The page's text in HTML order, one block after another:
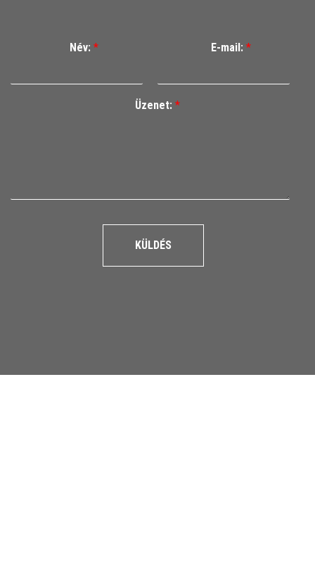
Név: * E-mail: *
Üzenet: *
KÜLDÉS